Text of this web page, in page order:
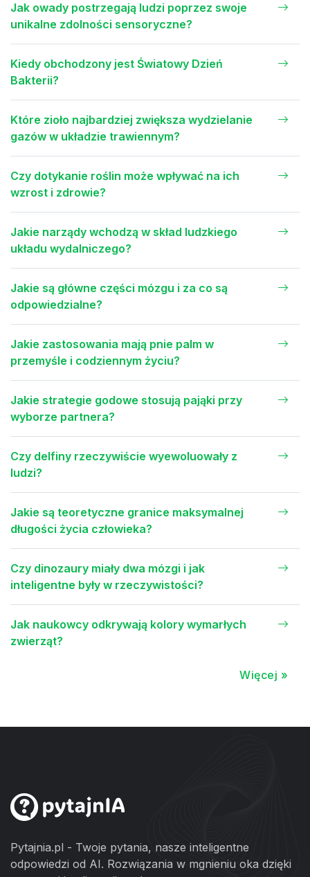
Jak owady postrzegają ludzi poprzez swoje
unikalne zdolności sensoryczne?
Kiedy obchodzony jest Światowy Dzień
Bakterii?
Które zioło najbardziej zwiększa wydzielanie
gazów w układzie trawiennym?
Czy dotykanie roślin może wpływać na ich
wzrost i zdrowie?
Jakie narządy wchodzą w skład ludzkiego
układu wydalniczego?
Jakie są główne części mózgu i za co są
odpowiedzialne?
Jakie zastosowania mają pnie palm w
przemyśle i codziennym życiu?
Jakie strategie godowe stosują pająki przy
wyborze partnera?
Czy delfiny rzeczywiście wyewoluowały z
ludzi?
Jakie są teoretyczne granice maksymalnej
długości życia człowieka?
Czy dinozaury miały dwa mózgi i jak
inteligentne były w rzeczywistości?
Jak naukowcy odkrywają kolory wymarłych
zwierząt?
Więcej »
Pytajnia.pl - Twoje pytania, nasze inteligentne
odpowiedzi od AI. Rozwiązania w mgnieniu oka dzięki